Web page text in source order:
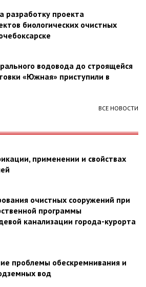
разработку проекта
биологических очистных
водовода до строящейся
«Южная» приступили в
ВСЕ НОВОСТИ
применении и свойствах
очистных сооружений при
программы
канализации города-курорта
проблемы обескремнивания и
вод